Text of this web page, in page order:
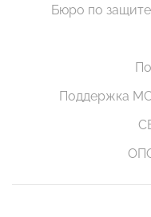
Бюро по
Поддержка